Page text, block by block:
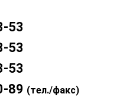
53
53
53
89 (тел./факс)